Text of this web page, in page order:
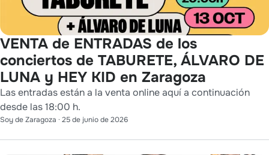
VENTA de ENTRADAS de los
conciertos de TABURETE, ÁLVARO DE
LUNA y HEY KID en Zaragoza
Las entradas están a la venta online aquí a continuación
desde las 18:00 h.
Soy de Zaragoza · 25 de junio de 2026